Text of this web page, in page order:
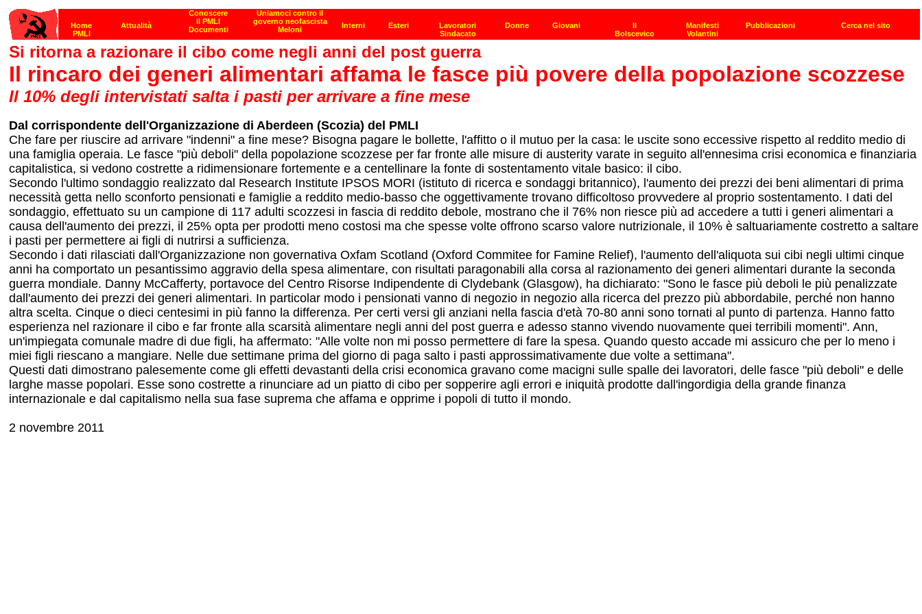
Si ritorna a razionare il cibo come negli anni del post guerra
Il rincaro dei generi alimentari affama le fasce più povere della popolazione scozzese
Il 10% degli intervistati salta i pasti per arrivare a fine mese
Dal corrispondente dell'Organizzazione di Aberdeen (Scozia) del PMLI
Che fare per riuscire ad arrivare "indenni" a fine mese? Bisogna pagare le bollette, l'affitto o il mutuo per la casa: le uscite sono eccessive rispetto al reddito medio di
una famiglia operaia. Le fasce "più deboli" della popolazione scozzese per far fronte alle misure di austerity varate in seguito all'ennesima crisi economica e finanziaria
capitalistica, si vedono costrette a ridimensionare fortemente e a centellinare la fonte di sostentamento vitale basico: il cibo.
Secondo l'ultimo sondaggio realizzato dal Research Institute IPSOS MORI (istituto di ricerca e sondaggi britannico), l'aumento dei prezzi dei beni alimentari di prima
necessità getta nello sconforto pensionati e famiglie a reddito medio-basso che oggettivamente trovano difficoltoso provvedere al proprio sostentamento. I dati del
sondaggio, effettuato su un campione di 117 adulti scozzesi in fascia di reddito debole, mostrano che il 76% non riesce più ad accedere a tutti i generi alimentari a
causa dell'aumento dei prezzi, il 25% opta per prodotti meno costosi ma che spesse volte offrono scarso valore nutrizionale, il 10% è saltuariamente costretto a saltare
i pasti per permettere ai figli di nutrirsi a sufficienza.
Secondo i dati rilasciati dall'Organizzazione non governativa Oxfam Scotland (Oxford Commitee for Famine Relief), l'aumento dell'aliquota sui cibi negli ultimi cinque
anni ha comportato un pesantissimo aggravio della spesa alimentare, con risultati paragonabili alla corsa al razionamento dei generi alimentari durante la seconda
guerra mondiale. Danny McCafferty, portavoce del Centro Risorse Indipendente di Clydebank (Glasgow), ha dichiarato: "Sono le fasce più deboli le più penalizzate
dall'aumento dei prezzi dei generi alimentari. In particolar modo i pensionati vanno di negozio in negozio alla ricerca del prezzo più abbordabile, perché non hanno
altra scelta. Cinque o dieci centesimi in più fanno la differenza. Per certi versi gli anziani nella fascia d'età 70-80 anni sono tornati al punto di partenza. Hanno fatto
esperienza nel razionare il cibo e far fronte alla scarsità alimentare negli anni del post guerra e adesso stanno vivendo nuovamente quei terribili momenti". Ann,
un'impiegata comunale madre di due figli, ha affermato: "Alle volte non mi posso permettere di fare la spesa. Quando questo accade mi assicuro che per lo meno i
miei figli riescano a mangiare. Nelle due settimane prima del giorno di paga salto i pasti approssimativamente due volte a settimana".
Questi dati dimostrano palesemente come gli effetti devastanti della crisi economica gravano come macigni sulle spalle dei lavoratori, delle fasce "più deboli" e delle
larghe masse popolari. Esse sono costrette a rinunciare ad un piatto di cibo per sopperire agli errori e iniquità prodotte dall'ingordigia della grande finanza
internazionale e dal capitalismo nella sua fase suprema che affama e opprime i popoli di tutto il mondo.
2 novembre 2011